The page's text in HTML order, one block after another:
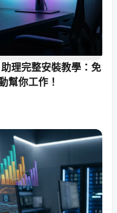
理完整安裝教學：免
幫你工作！